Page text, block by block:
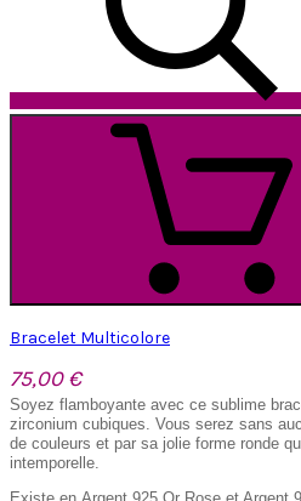
Bracelet Multicolore
75,00 €
Soyez flamboyante avec ce sublime
zirconium cubiques. Vous serez sans
de couleurs et par sa jolie forme ronde
intemporelle.